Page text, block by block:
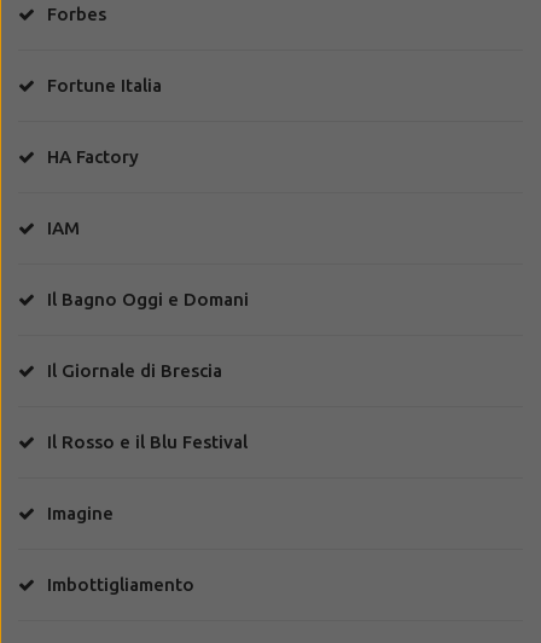
Forbes
Fortune Italia
HA Factory
IAM
Il Bagno Oggi e Domani
Il Giornale di Brescia
Il Rosso e il Blu Festival
Imagine
Imbottigliamento